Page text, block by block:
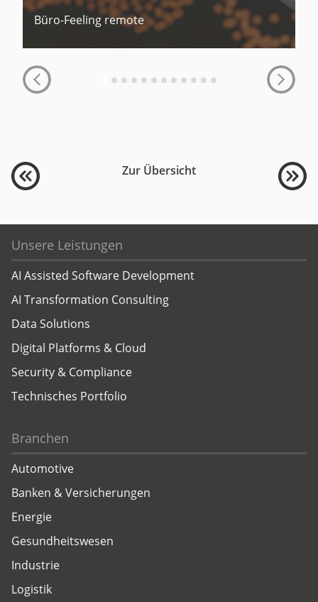
Büro-Feeling remote
Zur Übersicht
Unsere Leistungen
AI Assisted Software Development
AI Transformation Consulting
Data Solutions
Digital Platforms & Cloud
Security & Compliance
Technisches Portfolio
Branchen
Automotive
Banken & Versicherungen
Energie
Gesundheitswesen
Industrie
Logistik